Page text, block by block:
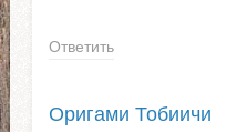
Ответить
Оригами Тобиичи